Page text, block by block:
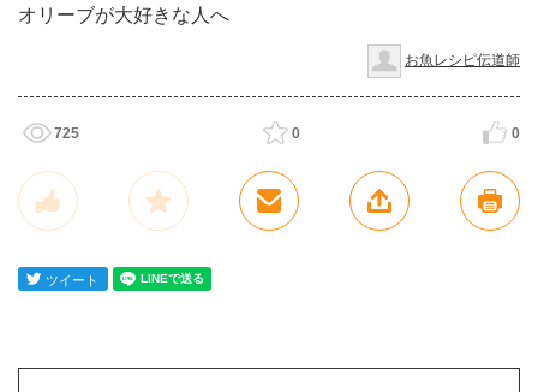
オリーブが大好きな人へ
お魚レシピ伝道師
725 0 0